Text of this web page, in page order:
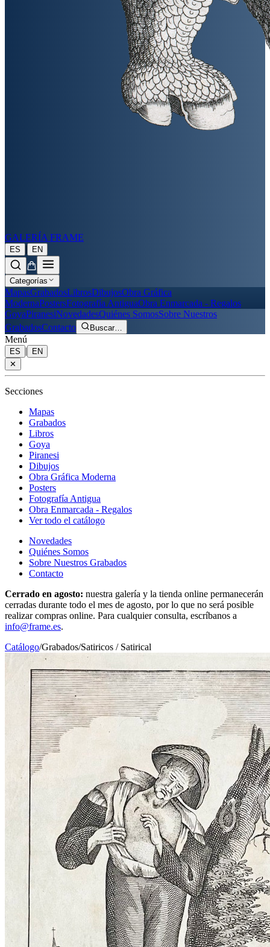
GALERÍA FRAME
ES | EN
Categorías
MapasGrabadosLibrosDibujosObra Gráfica
ModernaPostersFotografía AntiguaObra Enmarcada - Regalos
GoyaPiranesiNovedadesQuiénes SomosSobre Nuestros
GrabadosContacto Buscar…
Menú
ES |
EN
✕
Secciones
Mapas
Grabados
Libros
Goya
Piranesi
Dibujos
Obra Gráfica Moderna
Posters
Fotografía Antigua
Obra Enmarcada - Regalos
Ver todo el catálogo
Novedades
Quiénes Somos
Sobre Nuestros Grabados
Contacto
Cerrado en agosto: nuestra galería y la tienda online permanecerán
cerradas durante todo el mes de agosto, por lo que no será posible
realizar compras online. Para cualquier consulta, escríbanos a
info@frame.es.
Catálogo/Grabados/Satiricos / Satirical